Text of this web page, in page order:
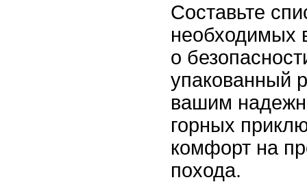
Составьте
необходимых
о
упакованный
вашим
горных
комфорт на
похода.